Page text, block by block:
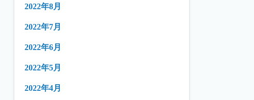
2022年8月
2022年7月
2022年6月
2022年5月
2022年4月